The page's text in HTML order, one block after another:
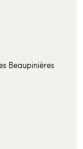
Beaupinières